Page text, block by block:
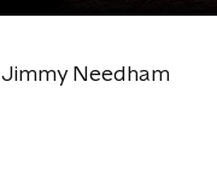
Jimmy Needham